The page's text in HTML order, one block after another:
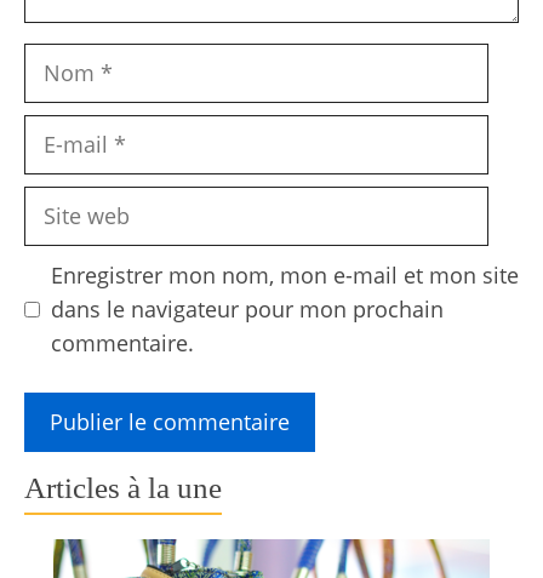
Nom
Site
Enregistrer mon nom, mon e-mail et mon site
dans le navigateur pour mon prochain
commentaire.
Articles à la une